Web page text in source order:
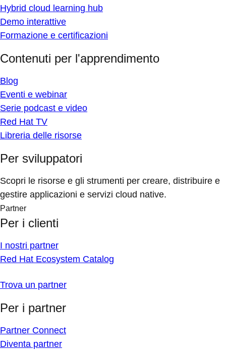
Hybrid cloud learning hub
Demo interattive
Formazione e certificazioni
Contenuti per l'apprendimento
Blog
Eventi e webinar
Serie podcast e video
Red Hat TV
Libreria delle risorse
Per sviluppatori
Scopri le risorse e gli strumenti per creare, distribuire e
gestire applicazioni e servizi cloud native.
Partner
Per i clienti
I nostri partner
Red Hat Ecosystem Catalog
Trova un partner
Per i partner
Partner Connect
Diventa partner